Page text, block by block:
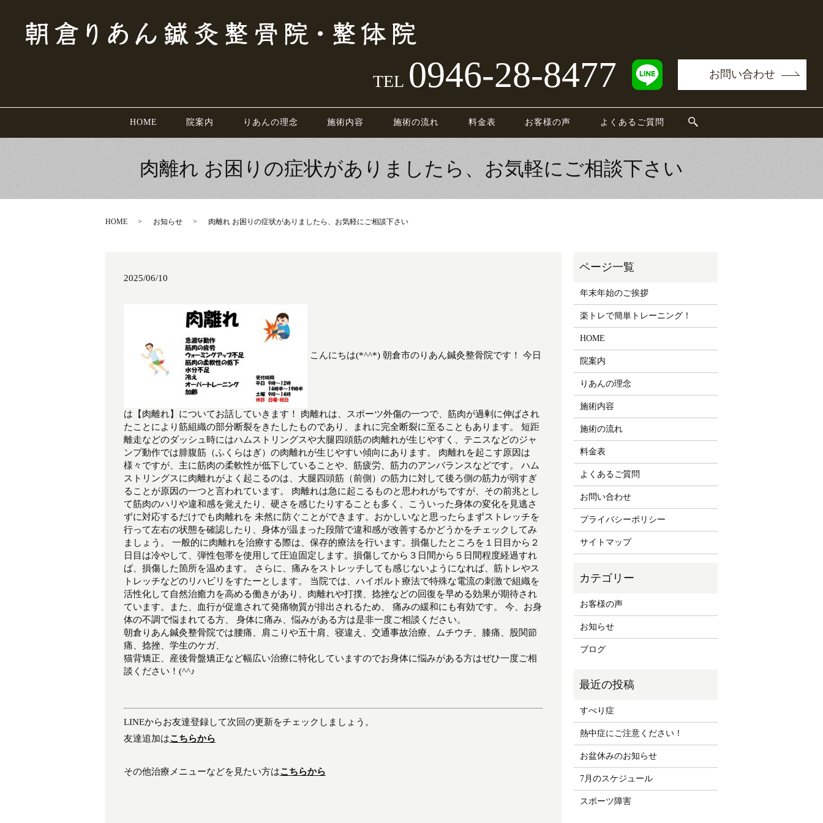
HOME 院案内 りあんの理念 施術内容 施術の流れ 料金表 お客様の声 よくあるご質問
TEL 0946-28-8477 お問い合わせ
肉離れ お困りの症状がありましたら、お気軽にご相談下さい
HOME お知らせ 肉離れ お困りの症状がありましたら、お気軽にご相談下さい
2025/06/10
こんにちは(*^^*) 朝倉市のりあん鍼灸整骨院です！ 今日
は【肉離れ】についてお話していきます！ 肉離れは、スポーツ外傷の一つで、筋肉が過剰に伸ばされ
たことにより筋組織の部分断裂をきたしたものであり、まれに完全断裂に至ることもあります。 短距
離走などのダッシュ時にはハムストリングスや大腿四頭筋の肉離れが生じやすく、テニスなどのジャ
ンプ動作では腓腹筋（ふくらはぎ）の肉離れが生じやすい傾向にあります。 肉離れを起こす原因は
様々ですが、主に筋肉の柔軟性が低下していることや、筋疲労、筋力のアンバランスなどです。 ハム
ストリングスに肉離れがよく起こるのは、大腿四頭筋（前側）の筋力に対して後ろ側の筋力が弱すぎ
ることが原因の一つと言われています。 肉離れは急に起こるものと思われがちですが、その前兆とし
て筋肉のハリや違和感を覚えたり、硬さを感じたりすることも多く、こういった身体の変化を見逃さ
ずに対応するだけでも肉離れを 未然に防ぐことができます。おかしいなと思ったらまずストレッチを
行って左右の状態を確認したり、身体が温まった段階で違和感が改善するかどうかをチェックしてみ
ましょう。 一般的に肉離れを治療する際は、保存的療法を行います。損傷したところを１日目から２
日目は冷やして、弾性包帯を使用して圧迫固定します。損傷してから３日間から５日間程度経過すれ
ば、損傷した箇所を温めます。 さらに、痛みをストレッチしても感じないようになれば、筋トレやス
トレッチなどのリハビリをすたーとします。 当院では、ハイボルト療法で特殊な電流の刺激で組織を
活性化して自然治癒力を高める働きがあり、肉離れや打撲、捻挫などの回復を早める効果が期待され
ています。また、血行が促進されて発痛物質が排出されるため、 痛みの緩和にも有効です。 今、お身
体の不調で悩まれてる方、 身体に痛み、悩みがある方は是非一度ご相談ください。
朝倉りあん鍼灸整骨院では腰痛、肩こりや五十肩、寝違え、交通事故治療、ムチウチ、膝痛、股関節
痛、捻挫、学生のケガ、
猫背矯正、産後骨盤矯正など幅広い治療に特化していますのでお身体に悩みがある方はぜひ一度ご相
談ください！(^^♪
LINEからお友達登録して次回の更新をチェックしましょう。
友達追加はこちらから
その他治療メニューなどを見たい方はこちらから
年末年始のご挨拶
楽トレで簡単トレーニング！
HOME
院案内
りあんの理念
施術内容
施術の流れ
料金表
よくあるご質問
お問い合わせ
プライバシーポリシー
サイトマップ
お客様の声
お知らせ
ブログ
すべり症
熱中症にご注意ください！
お盆休みのお知らせ
7月のスケジュール
スポーツ障害